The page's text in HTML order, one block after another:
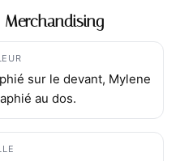
Merchandising
sur le devant, Mylene
au dos.